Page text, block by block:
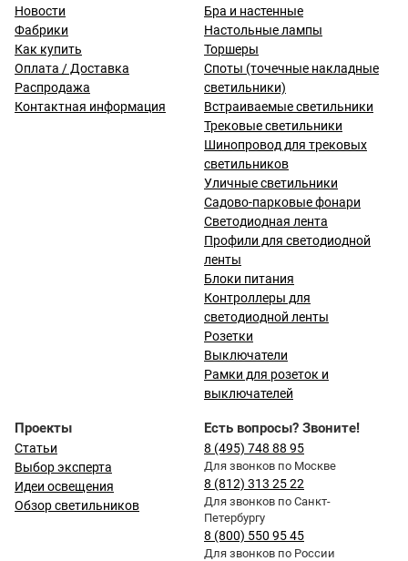
Новости
Фабрики
Как купить
Оплата / Доставка
Распродажа
Контактная информация
Бра и настенные
Настольные лампы
Торшеры
Споты (точечные накладные
светильники)
Встраиваемые светильники
Трековые светильники
Шинопровод для трековых
светильников
Уличные светильники
Садово-парковые фонари
Светодиодная лента
Профили для светодиодной
ленты
Блоки питания
Контроллеры для
светодиодной ленты
Розетки
Выключатели
Рамки для розеток и
выключателей
Проекты
Статьи
Выбор эксперта
Идеи освещения
Обзор светильников
Есть вопросы? Звоните!
8 (495) 748 88 95
Для звонков по Москве
8 (812) 313 25 22
Для звонков по Санкт-
Петербургу
8 (800) 550 95 45
Для звонков по России